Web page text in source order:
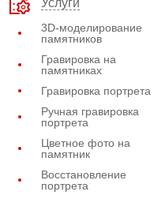
Услуги
3D-моделирование
памятников
Гравировка на
памятниках
Гравировка портрета
Ручная гравировка
портрета
Цветное фото на
памятник
Восстановление
портрета